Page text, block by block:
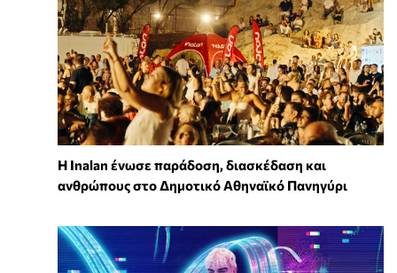
Η Inalan ένωσε παράδοση, διασκέδαση και
ανθρώπους στο Δημοτικό Αθηναϊκό Πανηγύρι